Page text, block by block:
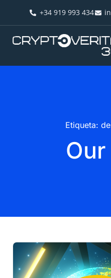
+34 919 993 434
Etiqueta: